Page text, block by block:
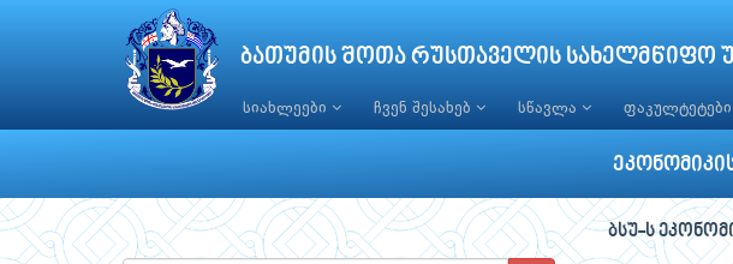
ბათუმის შოთა რუსთაველის სახელმწიფო
სიახლეები ჩვენ შესახებ სწავლა ფაკულტეტები
ბსუ-ს